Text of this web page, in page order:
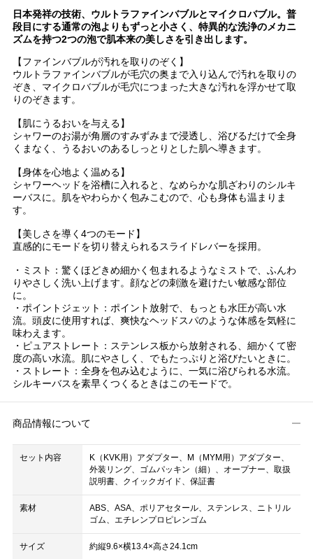
日本発祥の技術、ウルトラファインバブルとマイクロバブル。普
段目にする通常の泡よりもずっと小さく、特異的な洗浄のメカニ
ズムを持つ2つの泡で肌本来の美しさを引き出します。
【ファインバブルが汚れを取りのぞく】
ウルトラファインバブルが毛穴の奥まで入り込んで汚れを取りの
ぞき、マイクロバブルが毛穴につまった大きな汚れを浮かせて取
りのぞきます。
【肌にうるおいを与える】
シャワーのお湯が角層のすみずみまで浸透し、浴びるだけで全身
くまなく、うるおいのあるしっとりとした肌へ導きます。
【身体を心地よく温める】
シャワーヘッドを浴槽に入れると、なめらかな肌ざわりのシルキ
ーバスに。肌をやわらかく包みこむので、心も身体も温まりま
す。
【美しさを導く4つのモード】
直感的にモードを切り替えられるスライドレバーを採用。
・ミスト：驚くほどきめ細かく包まれるようなミストで、ふんわ
りやさしく洗い上げます。顔などの刺激を避けたい敏感な部位
に。
・ポイントジェット：ポイント放射で、もっとも水圧が高い水
流。頭皮に使用すれば、爽快なヘッドスパのような体感を気軽に
味わえます。
・ピュアストレート：ステンレス板から放射される、細かくて密
度の高い水流。肌にやさしく、でもたっぷりと浴びたいときに。
・ストレート：全身を包み込むように、一気に浴びられる水流。
シルキーバスを素早くつくるときはこのモードで。
商品情報について
セット内容
K（KVK用）アダプター、M（MYM用）アダプター、
外装リング、ゴムパッキン（細）、オープナー、取扱
説明書、クイックガイド、保証書
素材
ABS、ASA、ポリアセタール、ステンレス、ニトリル
ゴム、エチレンプロピレンゴム
サイズ 約縦9.6×横13.4×高さ24.1cm